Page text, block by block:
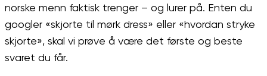
norske menn faktisk trenger – og lurer på. Enten du
googler «skjorte til mørk dress» eller «hvordan stryke
skjorte», skal vi prøve å være det første og beste
svaret du får.